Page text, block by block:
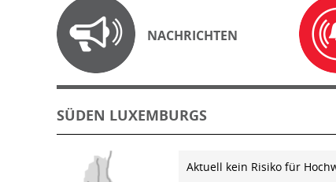
NACHRICHTEN
SÜDEN LUXEMBURGS
Aktuell kein Risiko für